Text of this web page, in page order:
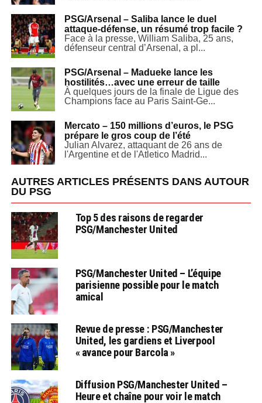
PSG/Arsenal – Saliba lance le duel
attaque-défense, un résumé trop facile ?
Face à la presse, William Saliba, 25 ans,
défenseur central d’Arsenal, a pl...
PSG/Arsenal – Madueke lance les
hostilités…avec une erreur de taille
À quelques jours de la finale de Ligue des
Champions face au Paris Saint-Ge...
Mercato – 150 millions d’euros, le PSG
prépare le gros coup de l’été
Julian Alvarez, attaquant de 26 ans de
l'Argentine et de l'Atletico Madrid...
AUTRES ARTICLES PRÉSENTS DANS AUTOUR
DU PSG
Top 5 des raisons de regarder
PSG/Manchester United
PSG/Manchester United – L’équipe
parisienne possible pour le match
amical
Revue de presse : PSG/Manchester
United, les gardiens et Liverpool
« avance pour Barcola »
Diffusion PSG/Manchester United –
Heure et chaîne pour voir le match